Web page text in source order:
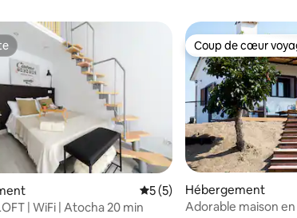
Évaluation moyenne sur la
5 (5)
| WiFi | Atocha 20 min
Coup de cœur
Coup de cœur
Hébergement
Adorable maison